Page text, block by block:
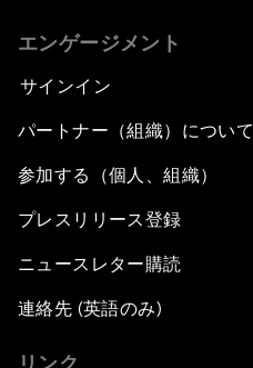
エンゲージメント
サインイン
パートナー（組織）について
参加する（個人、組織）
プレスリリース登録
ニュースレター購読
連絡先 (英語のみ)
リンク